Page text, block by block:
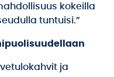
kokeilla
tuntuisi.”
ja